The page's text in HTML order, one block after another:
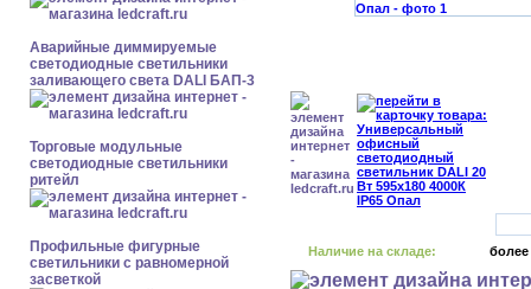
Аварийные диммируемые
светодиодные светильники
заливающего света DALI БАП-3
Торговые модульные
светодиодные светильники
ритейл
Профильные фигурные
светильники с равномерной
засветкой
Наличие на складе: более